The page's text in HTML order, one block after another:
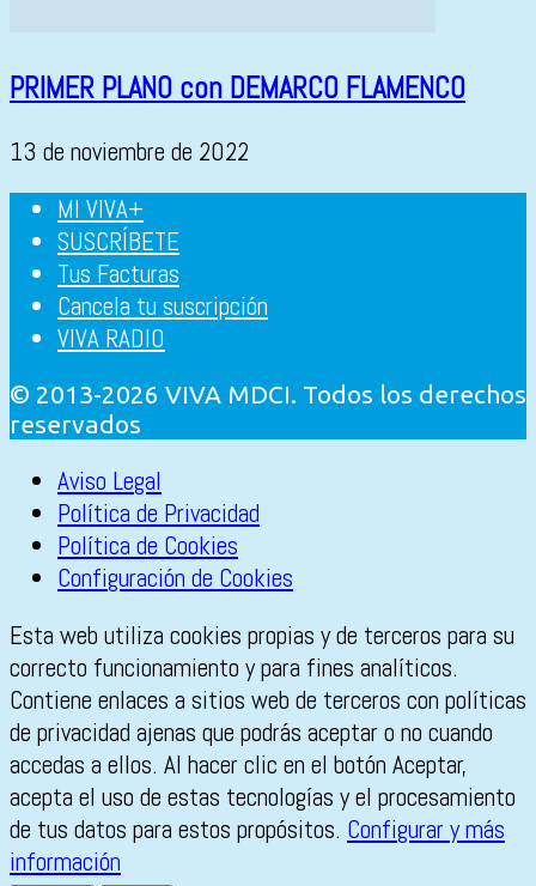
PRIMER PLANO con DEMARCO FLAMENCO
13 de noviembre de 2022
MI VIVA+
SUSCRÍBETE
Tus Facturas
Cancela tu suscripción
VIVA RADIO
© 2013-2026 VIVA MDCI. Todos los derechos
reservados
Aviso Legal
Política de Privacidad
Política de Cookies
Configuración de Cookies
Esta web utiliza cookies propias y de terceros para su
correcto funcionamiento y para fines analíticos.
Contiene enlaces a sitios web de terceros con políticas
de privacidad ajenas que podrás aceptar o no cuando
accedas a ellos. Al hacer clic en el botón Aceptar,
acepta el uso de estas tecnologías y el procesamiento
de tus datos para estos propósitos. Configurar y más
información